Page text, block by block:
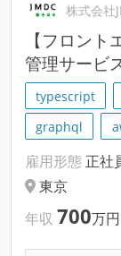
株式会社
【フロン
管理サービ
typescript
graphql
雇用形態 正社
東京
年収 700万円